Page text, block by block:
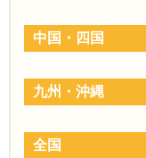
中国・四国
九州・沖縄
全国